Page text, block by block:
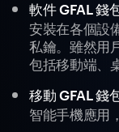
軟件 GFAL 錢
安裝在各個設
私鑰。雖然用
包括移動端、
移動 GFAL 錢
智能手機應用